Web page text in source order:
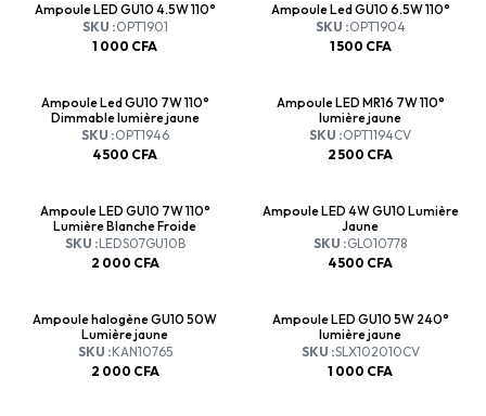
Ampoule LED GU10 4.5W 110°
SKU :OPT1901
1 000 CFA
Ampoule Led GU10 6.5W 110°
SKU :OPT1904
1 500 CFA
Ampoule Led GU10 7W 110°
Dimmable lumière jaune
SKU :OPT1946
4 500 CFA
Ampoule LED MR16 7W 110°
lumière jaune
SKU :OPT1194CV
2 500 CFA
Ampoule LED GU10 7W 110°
Lumière Blanche Froide
SKU :LEDS07GU10B
2 000 CFA
Ampoule LED 4W GU10 Lumière
Jaune
SKU :GLO10778
4 500 CFA
Ampoule halogène GU10 50W
Lumière jaune
SKU :KAN10765
2 000 CFA
Ampoule LED GU10 5W 240°
lumière jaune
SKU :SLX102010CV
1 000 CFA